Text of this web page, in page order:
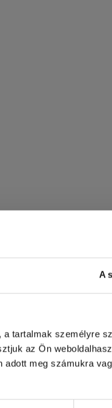
A
tartalmak személyre
az Ön
adott meg számukra
sincs lehetőség!
TOVÁBB